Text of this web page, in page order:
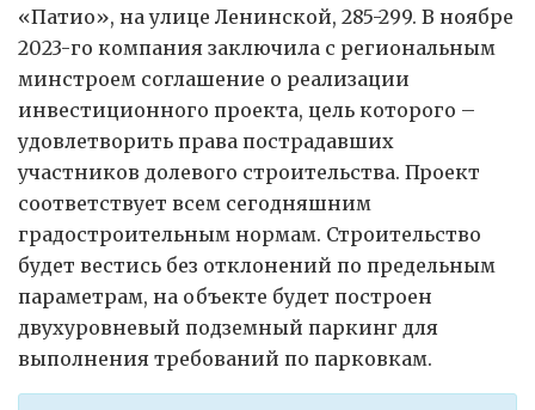
«Патио», на улице Ленинской, 285-299. В ноябре
2023-го компания заключила с региональным
минстроем соглашение о реализации
инвестиционного проекта, цель которого –
удовлетворить права пострадавших
участников долевого строительства. Проект
соответствует всем сегодняшним
градостроительным нормам. Строительство
будет вестись без отклонений по предельным
параметрам, на объекте будет построен
двухуровневый подземный паркинг для
выполнения требований по парковкам.